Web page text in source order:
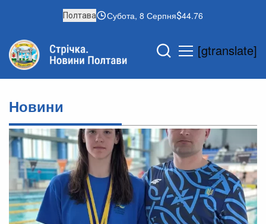
Полтава Субота, 8 Серпня 44.76
[gtranslate]
Новини